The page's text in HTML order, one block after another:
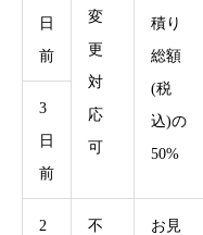
変
更
対
応
可
日
前
積り
総額
(税
込)の
50%
3
日
前
2
不
お見